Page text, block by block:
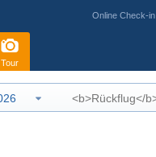
Online Check-in
Tour